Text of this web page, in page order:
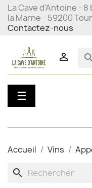
La Cave d'Antoine - 8
la Marne - 59200
Contactez-nous

Basculer
la
☰
Accueil Vins
search